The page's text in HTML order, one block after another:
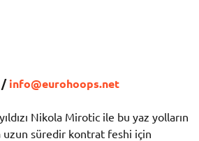
/info@eurohoops.net
Nikola Mirotic ile bu yaz yolların
uzun süredir kontrat feshi için